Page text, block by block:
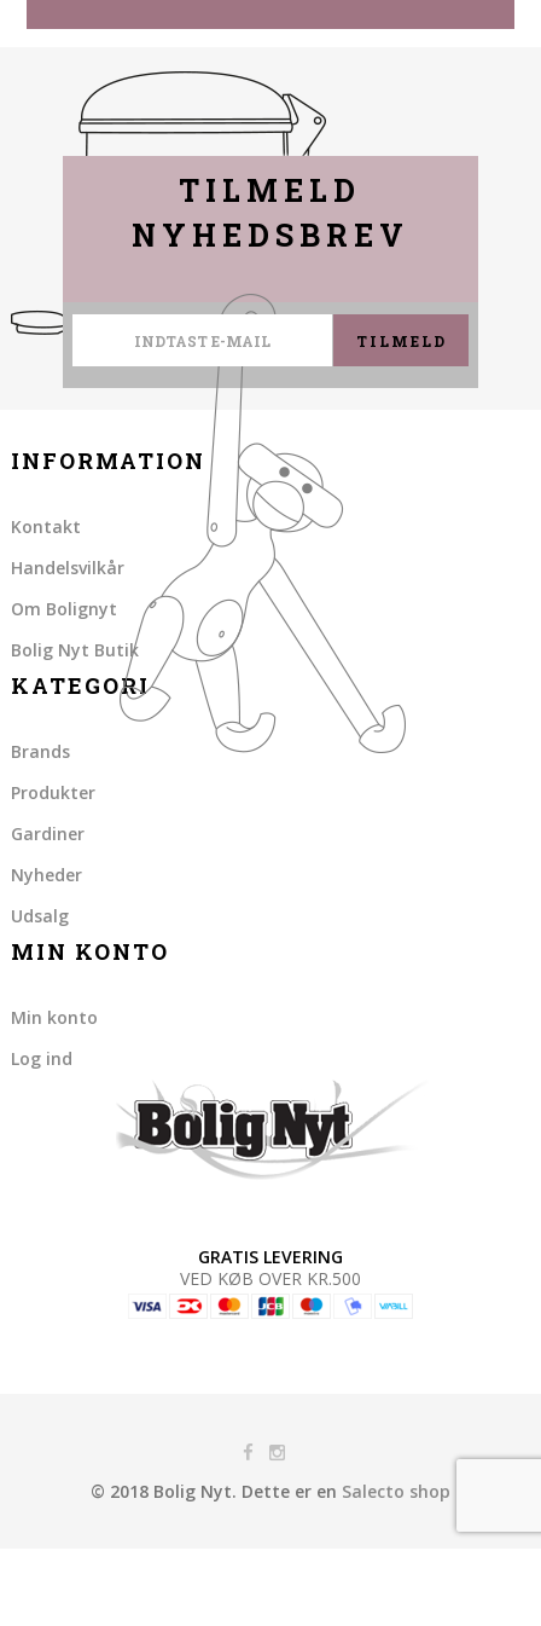
TILMELD
NYHEDSBREV
TILMELD
INFORMATION
Kontakt
Handelsvilkår
Om Bolignyt
Bolig Nyt Butik
KATEGORI
Brands
Produkter
Gardiner
Nyheder
Udsalg
MIN KONTO
Min konto
Log ind
GRATIS LEVERING
VED KØB OVER KR.500
© 2018 Bolig Nyt. Dette er en Salecto shop